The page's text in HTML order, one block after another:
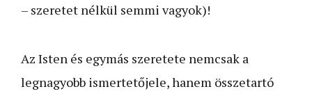
– szeretet nélkül semmi vagyok)!
Az Isten és egymás szeretete nemcsak a
legnagyobb ismer­tetőjele, hanem összetartó